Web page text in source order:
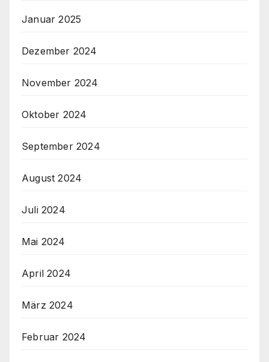
Januar 2025
Dezember 2024
November 2024
Oktober 2024
September 2024
August 2024
Juli 2024
Mai 2024
April 2024
März 2024
Februar 2024